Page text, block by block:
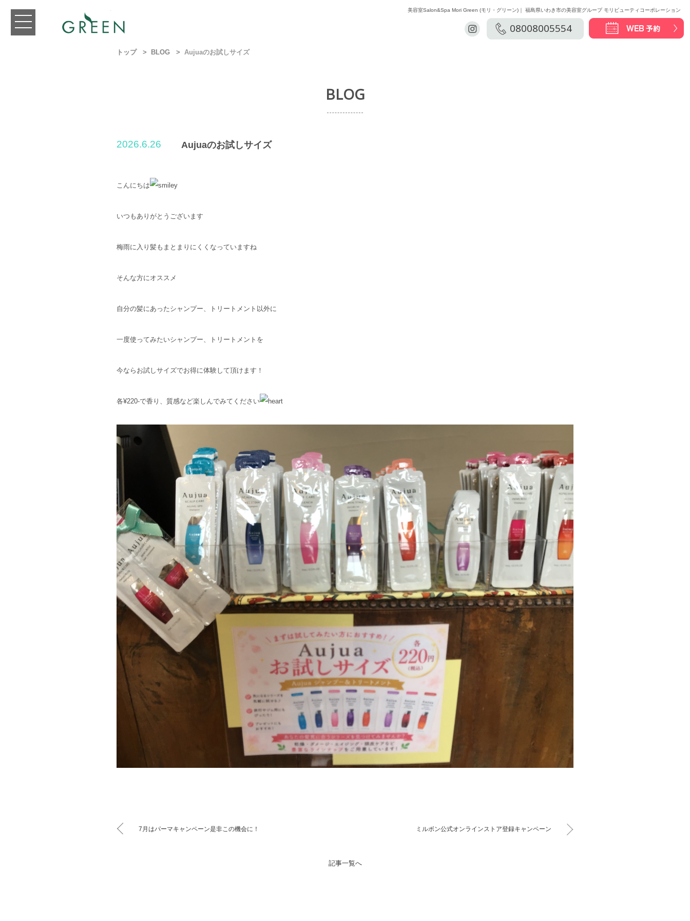
美容室Salon&Spa Mori Green (モリ・グリーン)｜ 福島県いわき市の美容室グループ モリビューティコーポレーション
08008005554
トップ BLOG Aujuaのお試しサイズ
BLOG
2026.6.26 Aujuaのお試しサイズ
こんにちは
いつもありがとうございます
梅雨に入り髪もまとまりにくくなっていますね
そんな方にオススメ
自分の髪にあったシャンプー、トリートメント以外に
一度使ってみたいシャンプー、トリートメントを
今ならお試しサイズでお得に体験して頂けます！
各¥220-で香り、質感など楽しんでみてください
7月はパーマキャンペーン是非この機会に！ ミルボン公式オンラインストア登録キャンペーン
記事一覧へ